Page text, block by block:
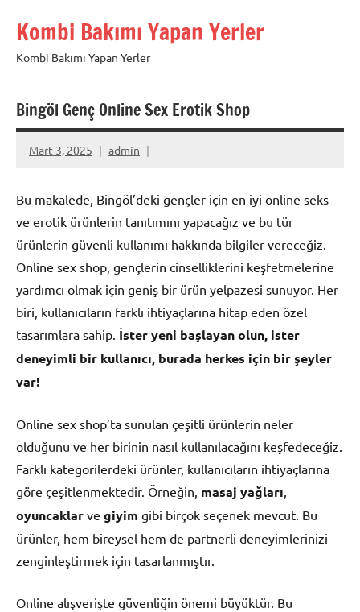
Kombi Bakımı Yapan Yerler
Kombi Bakımı Yapan Yerler
Bingöl Genç Online Sex Erotik Shop
Mart 3, 2025 admin
Bu makalede, Bingöl’deki gençler için en iyi online seks
ve erotik ürünlerin tanıtımını yapacağız ve bu tür
ürünlerin güvenli kullanımı hakkında bilgiler vereceğiz.
Online sex shop, gençlerin cinselliklerini keşfetmelerine
yardımcı olmak için geniş bir ürün yelpazesi sunuyor. Her
biri, kullanıcıların farklı ihtiyaçlarına hitap eden özel
tasarımlara sahip. İster yeni başlayan olun, ister
deneyimli bir kullanıcı, burada herkes için bir şeyler
var!
Online sex shop’ta sunulan çeşitli ürünlerin neler
olduğunu ve her birinin nasıl kullanılacağını keşfedeceğiz.
Farklı kategorilerdeki ürünler, kullanıcıların ihtiyaçlarına
göre çeşitlenmektedir. Örneğin, masaj yağları,
oyuncaklar ve giyim gibi birçok seçenek mevcut. Bu
ürünler, hem bireysel hem de partnerli deneyimlerinizi
zenginleştirmek için tasarlanmıştır.
Online alışverişte güvenliğin önemi büyüktür. Bu